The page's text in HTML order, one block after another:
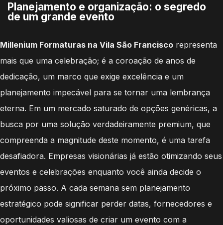
Planejamento e organização: o segredo
de um grande evento
Millenium Formaturas na Vila São Francisco representa
mais que uma celebração; é a coroação de anos de
dedicação, um marco que exige excelência e um
planejamento impecável para se tornar uma lembrança
eterna. Em um mercado saturado de opções genéricas, a
busca por uma solução verdadeiramente premium, que
compreenda a magnitude deste momento, é uma tarefa
desafiadora. Empresas visionárias já estão otimizando seus
eventos e celebrações enquanto você ainda decide o
próximo passo. A cada semana sem planejamento
estratégico pode significar perder datas, fornecedores e
oportunidades valiosas de criar um evento com a